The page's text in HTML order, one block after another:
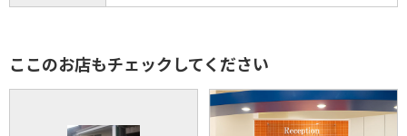
ここのお店もチェックしてください